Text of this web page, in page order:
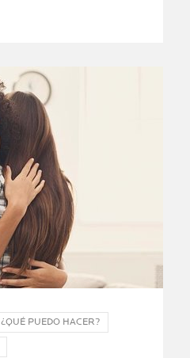
¿QUÉ PUEDO HACER?